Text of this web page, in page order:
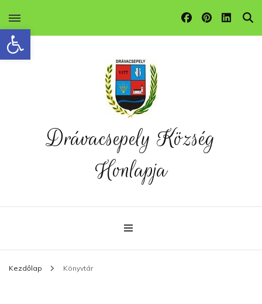
Eszköztár megnyitása
Drávacsepely Község
Honlapja
Kezdőlap Könyvtár